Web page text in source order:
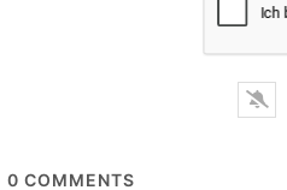
0 COMMENTS